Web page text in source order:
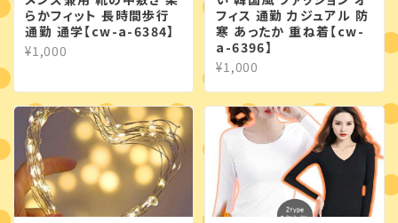
らかフィット 長時間歩行
通勤 通学【cw-a-6384】
¥1,000
フィス 通勤 カジュアル 防
寒 あったか 重ね着【cw-
a-6396】
¥1,000